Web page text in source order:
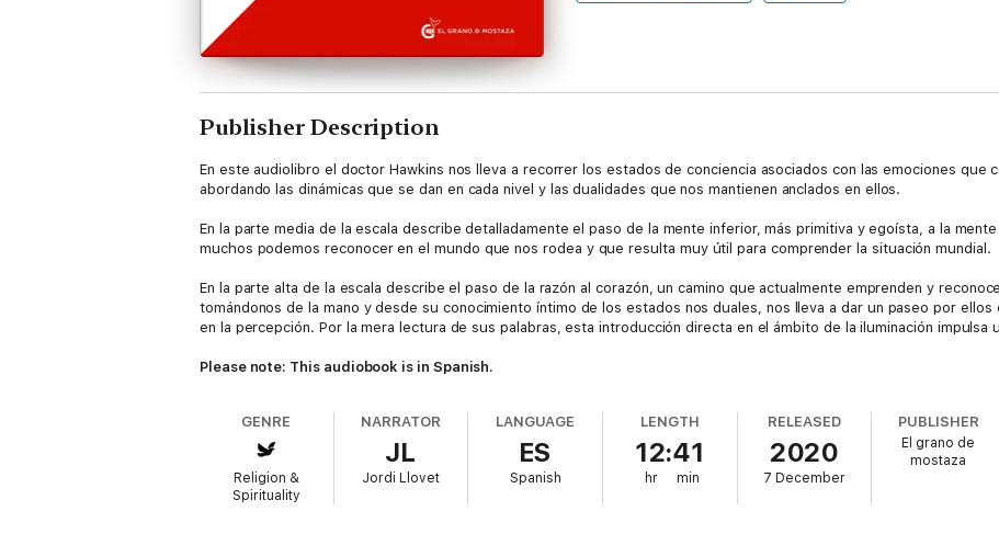
Publisher Description
En este audiolibro el doctor Hawkins nos lleva a recorrer los estados de conciencia asociados con las emociones que
abordando las dinámicas que se dan en cada nivel y las dualidades que nos mantienen anclados en ellos.
En la parte media de la escala describe detalladamente el paso de la mente inferior, más primitiva y egoísta, a la
muchos podemos reconocer en el mundo que nos rodea y que resulta muy útil para comprender la situación mundial.
En la parte alta de la escala describe el paso de la razón al corazón, un camino que actualmente emprenden y
tomándonos de la mano y desde su conocimiento íntimo de los estados nos duales, nos lleva a dar un paseo por
en la percepción. Por la mera lectura de sus palabras, esta introducción directa en el ámbito de la iluminación impulsa
Please note: This audiobook is in Spanish.
GENRE
Religion &
Spirituality
NARRATOR
JL
Jordi Llovet
LANGUAGE
ES
Spanish
LENGTH
12:41
hr min
RELEASED
2020
7 December
PUBLISHER
El grano de
mostaza